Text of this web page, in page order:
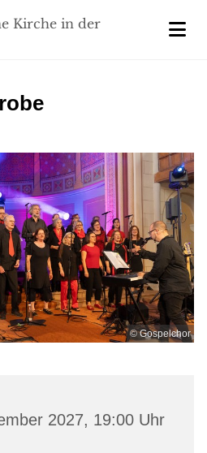
Kirche in der
© Gospelchor
2027, 19:00 Uhr